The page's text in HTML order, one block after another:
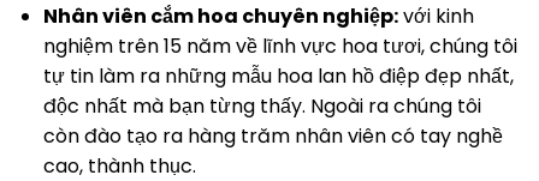
Nhân viên cắm hoa chuyên nghiệp:với kinh
nghiệm trên 15 năm về lĩnh vực hoa tươi, chúng tôi
tự tin làm ra những mẫu hoa lan hồ điệp đẹp nhất,
độc nhất mà bạn từng thấy. Ngoài ra chúng tôi
còn đào tạo ra hàng trăm nhân viên có tay nghề
cao, thành thục.